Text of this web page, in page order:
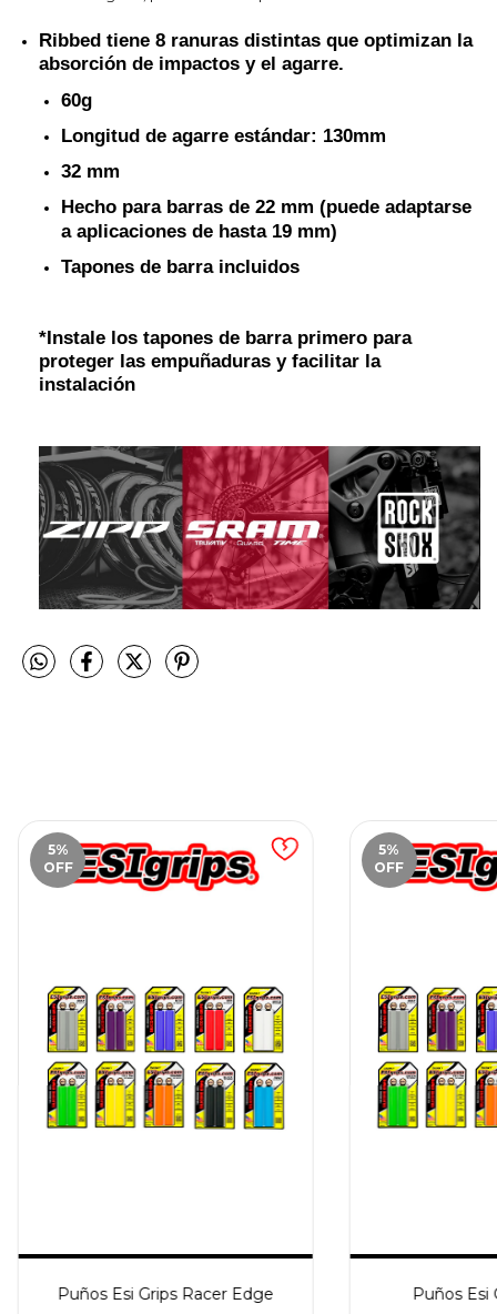
Ribbed tiene 8 ranuras distintas que optimizan la
absorción de impactos y el agarre.
60g
Longitud de agarre estándar: 130mm
32 mm
Hecho para barras de 22 mm (puede adaptarse
a aplicaciones de hasta 19 mm)
Tapones de barra incluidos
*Instale los tapones de barra primero para
proteger las empuñaduras y facilitar la
instalación
5%
OFF
Puños Esi Grips Racer Edge
5%
OFF
Puños Esi